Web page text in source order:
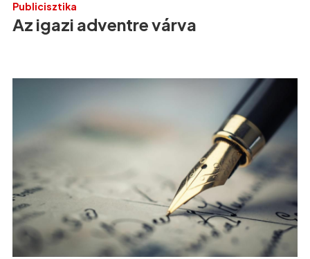
Publicisztika
Az igazi adventre várva